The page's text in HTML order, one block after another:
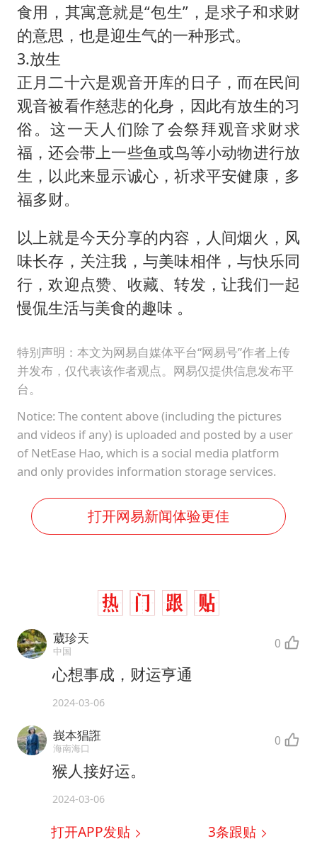
食用，其寓意就是“包生”，是求子和求财
的意思，也是迎生气的一种形式。
3.放生
正月二十六是观音开库的日子，而在民间
观音被看作慈悲的化身，因此有放生的习
俗。这一天人们除了会祭拜观音求财求
福，还会带上一些鱼或鸟等小动物进行放
生，以此来显示诚心，祈求平安健康，多
福多财。
以上就是今天分享的内容，人间烟火，风
味长存，关注我，与美味相伴，与快乐同
行，欢迎点赞、收藏、转发，让我们一起
慢侃生活与美食的趣味 。
特别声明：本文为网易自媒体平台“网易号”作者上传
并发布，仅代表该作者观点。网易仅提供信息发布平
台。
Notice: The content above (including the pictures
and videos if any) is uploaded and posted by a user
of NetEase Hao, which is a social media platform
and only provides information storage services.
打开网易新闻体验更佳
葳珍天
中国 0
心想事成，财运亨通
2024-03-06
峩本猖誑
海南海口 0
猴人接好运。
2024-03-06
打开APP发贴 3条跟贴